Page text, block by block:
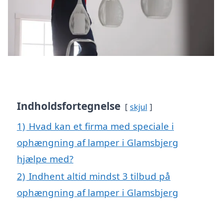
Indholdsfortegnelse skjul
1) Hvad kan et firma med speciale i
ophængning af lamper i Glamsbjerg
hjælpe med?
2) Indhent altid mindst 3 tilbud på
ophængning af lamper i Glamsbjerg